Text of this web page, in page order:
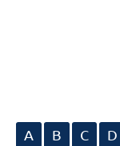
A B C D